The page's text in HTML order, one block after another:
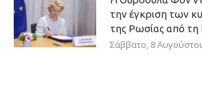
την έγκριση των
της Ρωσίας από
Σάββατο, 8